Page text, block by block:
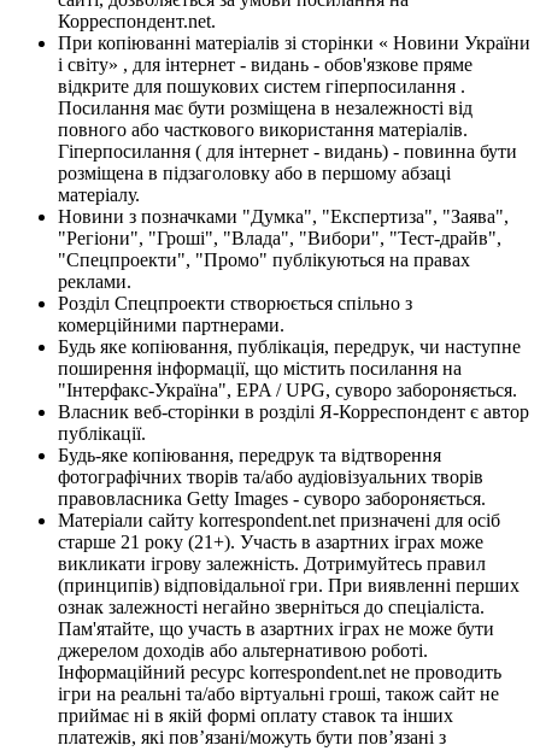
Корреспондент.net.
При копіюванні матеріалів зі сторінки « Новини України
і світу» , для інтернет - видань - обов'язкове пряме
відкрите для пошукових систем гіперпосилання .
Посилання має бути розміщена в незалежності від
повного або часткового використання матеріалів.
Гіперпосилання ( для інтернет - видань) - повинна бути
розміщена в підзаголовку або в першому абзаці
матеріалу.
Новини з позначками "Думка", "Експертиза", "Заява",
"Регіони", "Гроші", "Влада", "Вибори", "Тест-драйв",
"Спецпроекти", "Промо" публікуються на правах
реклами.
Розділ Спецпроекти створюється спільно з
комерційними партнерами.
Будь яке копіювання, публікація, передрук, чи наступне
поширення інформації, що містить посилання на
"Інтерфакс-Україна", EPA / UPG, суворо забороняється.
Власник веб-сторінки в розділі Я-Корреспондент є автор
публікації.
Будь-яке копіювання, передрук та відтворення
фотографічних творів та/або аудіовізуальних творів
правовласника Getty Images - суворо забороняється.
Матеріали сайту korrespondent.net призначені для осіб
старше 21 року (21+). Участь в азартних іграх може
викликати ігрову залежність. Дотримуйтесь правил
(принципів) відповідальної гри. При виявленні перших
ознак залежності негайно зверніться до спеціаліста.
Пам'ятайте, що участь в азартних іграх не може бути
джерелом доходів або альтернативою роботі.
Інформаційний ресурс korrespondent.net не проводить
ігри на реальні та/або віртуальні гроші, також сайт не
приймає ні в якій формі оплату ставок та інших
платежів, які пов’язані/можуть бути пов’язані з